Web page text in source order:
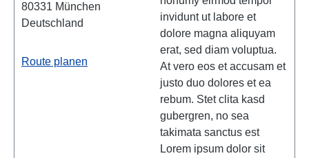
80331 München
Deutschland
Route planen
invidunt ut labore et
dolore magna aliquyam
erat, sed diam voluptua.
At vero eos et accusam et
justo duo dolores et ea
rebum. Stet clita kasd
gubergren, no sea
takimata sanctus est
Lorem ipsum dolor sit